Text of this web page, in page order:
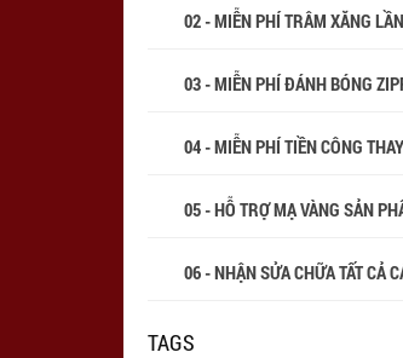
02 - MIỄN PHÍ TRÂM XĂNG
03 - MIỄN PHÍ ĐÁNH BÓNG
04 - MIỄN PHÍ TIỀN CÔNG
05 - HỖ TRỢ MẠ VÀNG SẢN
06 - NHẬN SỬA CHỮA TẤT CẢ
TAGS